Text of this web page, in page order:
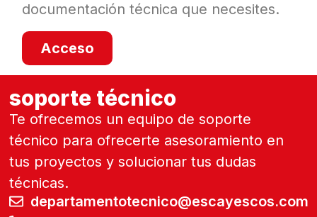
documentación técnica que necesites.
Acceso
soporte técnico
Te ofrecemos un equipo de soporte
técnico para ofrecerte asesoramiento en
tus proyectos y solucionar tus dudas
técnicas.
departamentotecnico@escayescos.com